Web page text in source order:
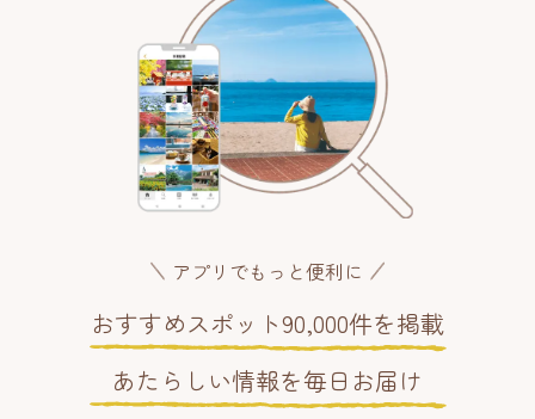
アプリでもっと便利に
おすすめスポット90,000件を掲載
あたらしい情報を毎日お届け